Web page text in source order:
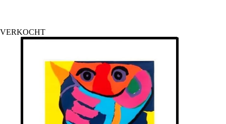
VERKOCHT